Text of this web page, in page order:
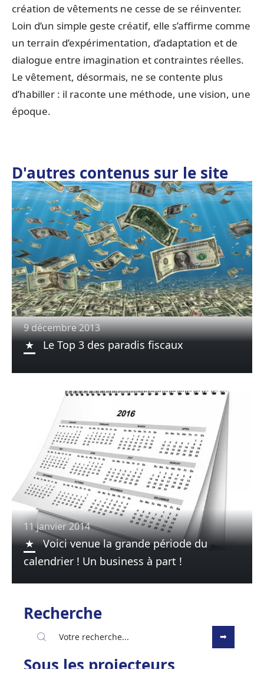
création de vêtements ne cesse de se réinventer.
Loin d’un simple geste créatif, elle s’affirme comme
un terrain d’expérimentation, d’adaptation et de
dialogue entre imagination et contraintes réelles.
Le vêtement, désormais, ne se contente plus
d’habiller : il raconte une méthode, une vision, une
époque.
D'autres contenus sur le site
9 décembre 2013
Le Top 3 des paradis fiscaux
11 janvier 2014
Voici venue la grande période du
calendrier ! Un business à part !
Recherche
Sous les projecteurs